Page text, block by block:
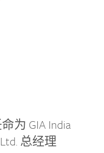
为 GIA India
总经理